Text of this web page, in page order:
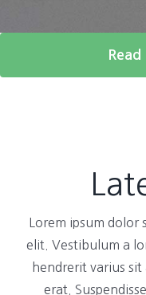
Lorem ipsum
elit. Vestibulum a
hendrerit varius
erat.